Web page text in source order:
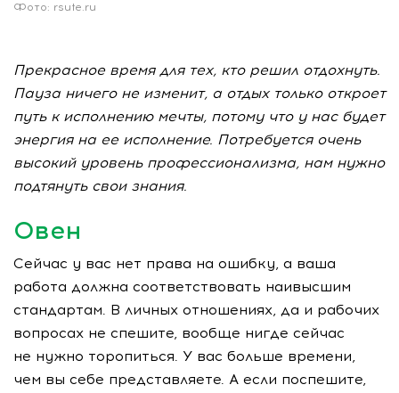
Фото: rsute.ru
Прекрасное время для тех, кто решил отдохнуть.
Пауза ничего не изменит, а отдых только откроет
путь к исполнению мечты, потому что у нас будет
энергия на ее исполнение. Потребуется очень
высокий уровень профессионализма, нам нужно
подтянуть свои знания.
Овен
Сейчас у вас нет права на ошибку, а ваша
работа должна соответствовать наивысшим
стандартам. В личных отношениях, да и рабочих
вопросах не спешите, вообще нигде сейчас
не нужно торопиться. У вас больше времени,
чем вы себе представляете. А если поспешите,